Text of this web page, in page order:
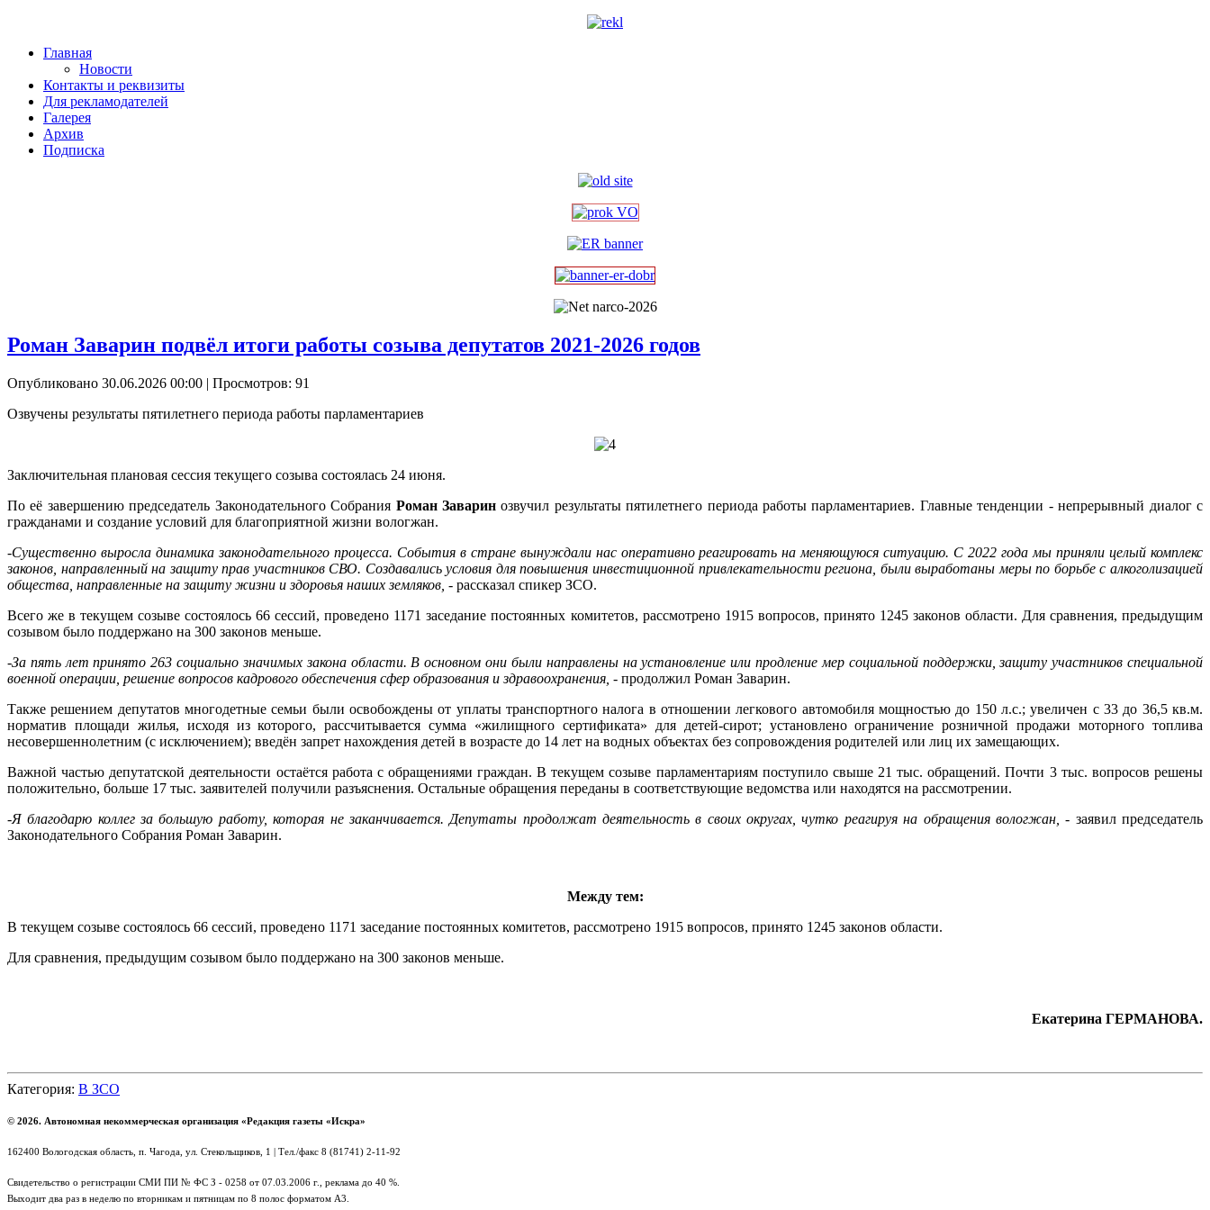
Главная
Новости
Контакты и реквизиты
Для рекламодателей
Галерея
Архив
Подписка
Роман Заварин подвёл итоги работы созыва депутатов 2021-2026 годов
Опубликовано 30.06.2026 00:00 | Просмотров: 91
Озвучены результаты пятилетнего периода работы парламентариев
Заключительная плановая сессия текущего созыва состоялась 24 июня.
По её завершению председатель Законодательного Собрания Роман Заваринозвучил результаты пятилетнего периода работы парламентариев. Главные тенденции - непрерывный диалог с
гражданами и создание условий для благоприятной жизни вологжан.
-Существенно выросла динамика законодательного процесса. События в стране вынуждали нас оперативно реагировать на меняющуюся ситуацию. С 2022 года мы приняли целый комплекс
законов, направленный на защиту прав участников СВО. Создавались условия для повышения инвестиционной привлекательности региона, были выработаны меры по борьбе с алкоголизацией
общества, направленные на защиту жизни и здоровья наших земляков, - рассказал спикер ЗСО.
Всего же в текущем созыве состоялось 66 сессий, проведено 1171 заседание постоянных комитетов, рассмотрено 1915 вопросов, принято 1245 законов области. Для сравнения, предыдущим
созывом было поддержано на 300 законов меньше.
-За пять лет принято 263 социально значимых закона области. В основном они были направлены на установление или продление мер социальной поддержки, защиту участников специальной
военной операции, решение вопросов кадрового обеспечения сфер образования и здравоохранения, - продолжил Роман Заварин.
Также решением депутатов многодетные семьи были освобождены от уплаты транспортного налога в отношении легкового автомобиля мощностью до 150 л.с.; увеличен с 33 до 36,5 кв.м.
норматив площади жилья, исходя из которого, рассчитывается сумма «жилищного сертификата» для детей-сирот; установлено ограничение розничной продажи моторного топлива
несовершеннолетним (с исключением); введён запрет нахождения детей в возрасте до 14 лет на водных объектах без сопровождения родителей или лиц их замещающих.
Важной частью депутатской деятельности остаётся работа с обращениями граждан. В текущем созыве парламентариям поступило свыше 21 тыс. обращений. Почти 3 тыс. вопросов решены
положительно, больше 17 тыс. заявителей получили разъяснения. Остальные обращения переданы в соответствующие ведомства или находятся на рассмотрении.
-Я благодарю коллег за большую работу, которая не заканчивается. Депутаты продолжат деятельность в своих округах, чутко реагируя на обращения вологжан, - заявил председатель
Законодательного Собрания Роман Заварин.
Между тем:
В текущем созыве состоялось 66 сессий, проведено 1171 заседание постоянных комитетов, рассмотрено 1915 вопросов, принято 1245 законов области.
Для сравнения, предыдущим созывом было поддержано на 300 законов меньше.
Екатерина ГЕРМАНОВА.
Категория: В ЗСО
© 2026. Автономная некоммерческая организация «Редакция газеты «Искра»
162400 Вологодская область, п. Чагода, ул. Стекольщиков, 1 | Тел./факс 8 (81741) 2-11-92
Свидетельство о регистрации СМИ ПИ № ФС З - 0258 от 07.03.2006 г., реклама до 40 %.
Выходит два раз в неделю по вторникам и пятницам по 8 полос форматом А3.